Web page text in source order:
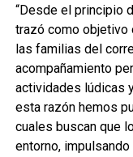
“Desde el principio
trazó como objetivo
las familias del
acompañamiento
actividades lúdicas
esta razón hemos
cuales buscan que
entorno,